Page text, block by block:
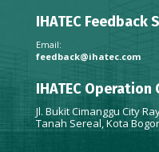
IHATEC Feedback
Email:
feedback@ihatec.com
IHATEC Operation
Jl. Bukit Cimanggu City
Tanah Sereal, Kota